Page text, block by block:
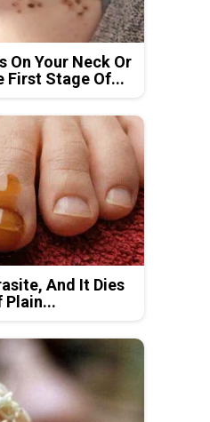
On Your Neck Or
First Stage Of...
And It Dies
Plain...